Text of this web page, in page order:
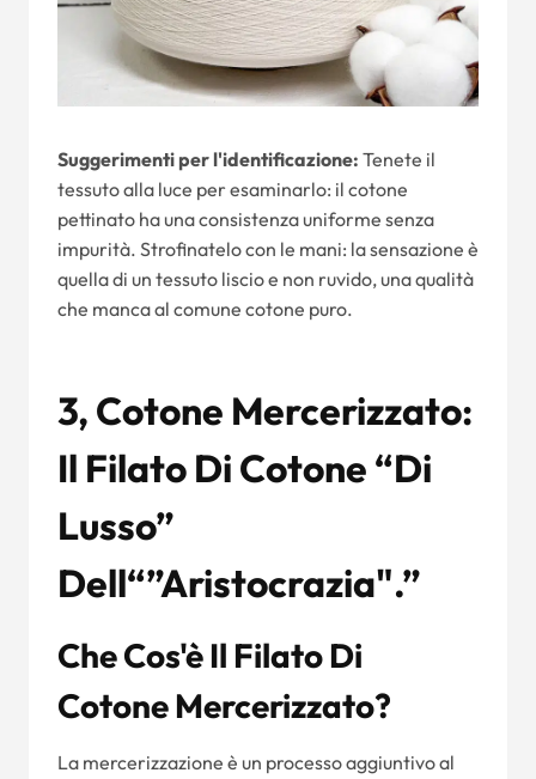
Suggerimenti per l'identificazione: Tenete il
tessuto alla luce per esaminarlo: il cotone
pettinato ha una consistenza uniforme senza
impurità. Strofinatelo con le mani: la sensazione è
quella di un tessuto liscio e non ruvido, una qualità
che manca al comune cotone puro.
3, Cotone Mercerizzato:
Il Filato Di Cotone “di
Lusso”
Dell“”aristocrazia".”
Che Cos'è Il Filato Di
Cotone Mercerizzato?
La mercerizzazione è un processo aggiuntivo al